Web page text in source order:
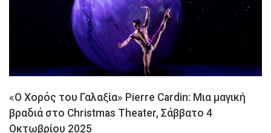
«Ο Χορός του Γαλαξία» Pierre Cardin: Μια μαγική
βραδιά στο Christmas Theater, Σάββατο 4
Οκτωβρίου 2025